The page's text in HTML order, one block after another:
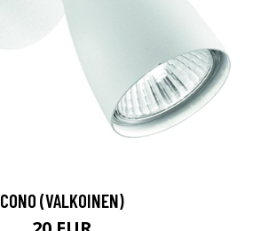
CONO (VALKOINEN)